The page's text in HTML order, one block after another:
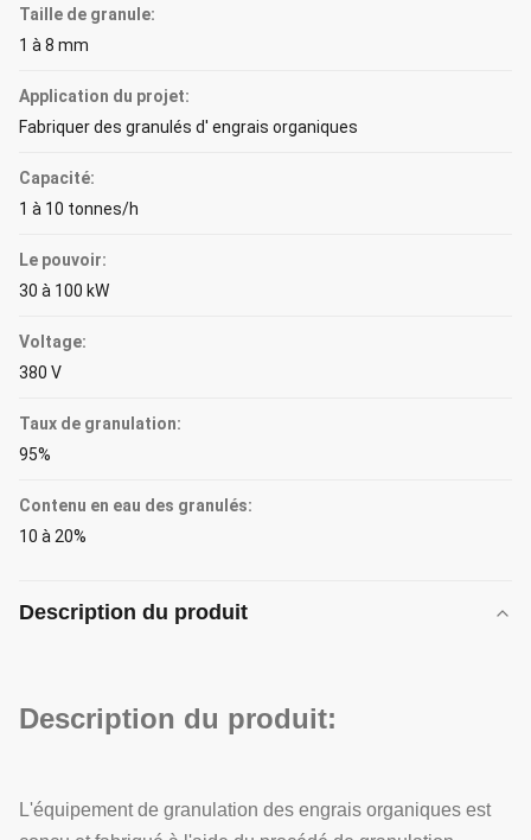
Taille de granule:
1 à 8 mm
Application du projet:
Fabriquer des granulés d' engrais organiques
Capacité:
1 à 10 tonnes/h
Le pouvoir:
30 à 100 kW
Voltage:
380 V
Taux de granulation:
95%
Contenu en eau des granulés:
10 à 20%
Description du produit
Description du produit:
L'équipement de granulation des engrais organiques est